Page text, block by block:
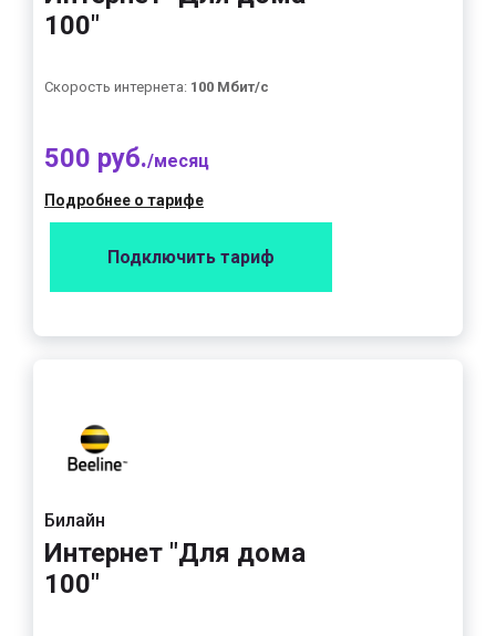
100"
Скорость интернета: 100 Мбит/с
500 руб./месяц
Подробнее о тарифе
Подключить тариф
Билайн
Интернет "Для дома
100"